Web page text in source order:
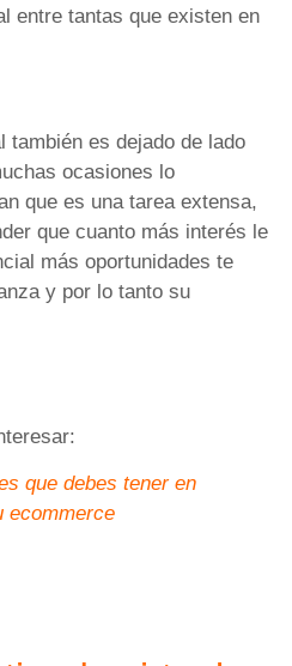
entre tantas que existen en
también es dejado de lado
ocasiones lo
que es una tarea extensa,
que cuanto más interés le
más oportunidades te
y por lo tanto su
que debes tener en
ecommerce